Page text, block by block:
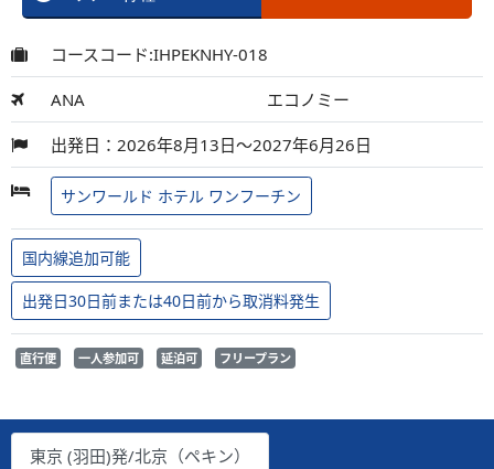
コースコード:IHPEKNHY-018
ANA エコノミー
出発日：2026年8月13日～2027年6月26日
サンワールド ホテル ワンフーチン
国内線追加可能
出発日30日前または40日前から取消料発生
直行便 一人参加可 延泊可 フリープラン
東京 (羽田)発/北京（ペキン）